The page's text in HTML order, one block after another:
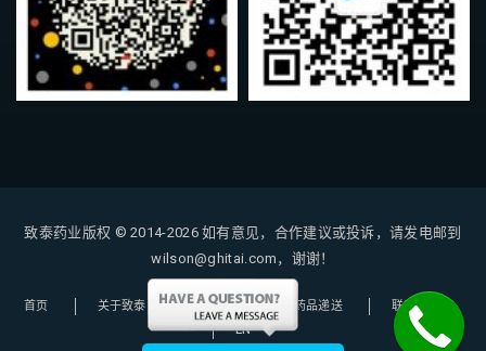
致泰药业版权 © 2014-2026如有意见，合作建议或投诉，请发电邮到
wilson@ghitai.com，谢谢！
首页 关于致泰 购药指南 药品递送
联系我们
EN